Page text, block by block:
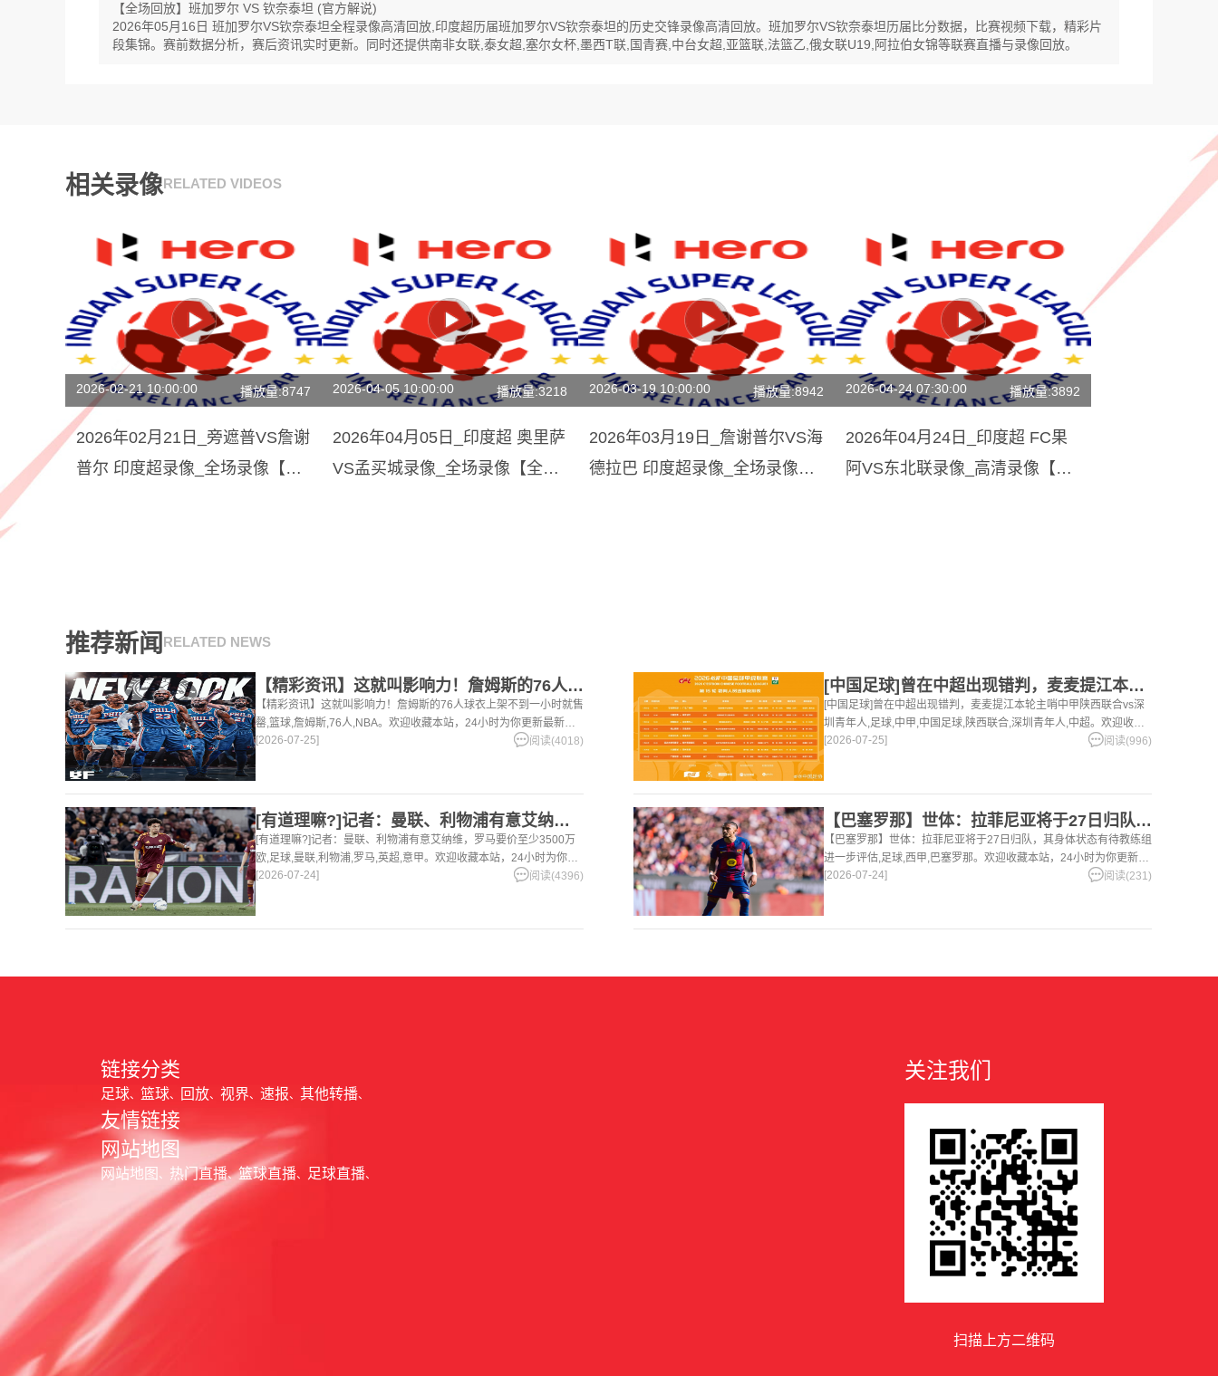
【全场回放】班加罗尔 VS 钦奈泰坦 (官方解说)
2026年05月16日 班加罗尔VS钦奈泰坦全程录像高清回放,印度超历届班加罗尔VS钦奈泰坦的历史交锋录像高清回放。班加罗尔VS钦奈泰坦历届比分数据，比赛视频下载，精彩片
段集锦。赛前数据分析，赛后资讯实时更新。同时还提供南非女联,泰女超,塞尔女杯,墨西T联,国青赛,中台女超,亚篮联,法篮乙,俄女联U19,阿拉伯女锦等联赛直播与录像回放。
相关录像RELATED VIDEOS
2026-02-21 10:00:00 播放量:8747
2026年02月21日_旁遮普VS詹谢
普尔 印度超录像_全场录像【视
2026-04-05 10:00:00 播放量:3218
2026年04月05日_印度超 奥里萨
VS孟买城录像_全场录像【全场
2026-03-19 10:00:00 播放量:8942
2026年03月19日_詹谢普尔VS海
德拉巴 印度超录像_全场录像
2026-04-24 07:30:00 播放量:3892
2026年04月24日_印度超 FC果
阿VS东北联录像_高清录像【全
推荐新闻 RELATED NEWS
【精彩资讯】这就叫影响力！詹姆斯的76人球衣上架不到一小时就
【精彩资讯】这就叫影响力！詹姆斯的76人球衣上架不到一小时就售
罄,篮球,詹姆斯,76人,NBA。欢迎收藏本站，24小时为你更新最新的
足球，篮球体育资讯。
[2026-07-25] 阅读(4018)
[中国足球]曾在中超出现错判，麦麦提江本轮主哨中甲陕西联合v
[中国足球]曾在中超出现错判，麦麦提江本轮主哨中甲陕西联合vs深
圳青年人,足球,中甲,中国足球,陕西联合,深圳青年人,中超。欢迎收藏
本站，24小时为你更新最新的足球，篮球体育资讯。
[2026-07-25] 阅读(996)
[有道理嘛?]记者：曼联、利物浦有意艾纳维，罗马要价至少35
[有道理嘛?]记者：曼联、利物浦有意艾纳维，罗马要价至少3500万
欧,足球,曼联,利物浦,罗马,英超,意甲。欢迎收藏本站，24小时为你更
新最新的足球，篮球体育资讯。
[2026-07-24] 阅读(4396)
【巴塞罗那】世体：拉菲尼亚将于27日归队，其身体状态有待教练
【巴塞罗那】世体：拉菲尼亚将于27日归队，其身体状态有待教练组
进一步评估,足球,西甲,巴塞罗那。欢迎收藏本站，24小时为你更新最
新的足球，篮球体育资讯。
[2026-07-24] 阅读(231)
链接分类
足球 篮球 回放 视界 速报 其他转播
友情链接
网站地图
网站地图 热门直播 篮球直播 足球直播
关注我们
扫描上方二维码